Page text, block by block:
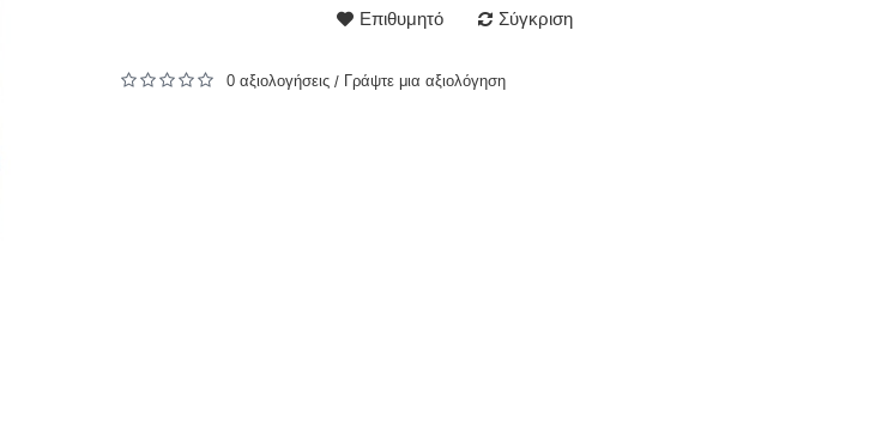
Επιθυμητό Σύγκριση
0 αξιολογήσεις / Γράψτε μια αξιολόγηση